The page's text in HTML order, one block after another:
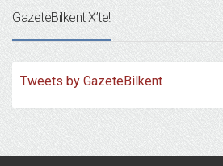
GazeteBilkent X’te!
Tweets by GazeteBilkent